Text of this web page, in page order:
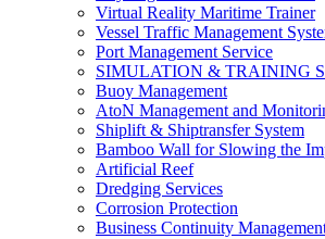
Virtual Reality Maritime Trainer
Vessel Traffic Management
Port Management Service
SIMULATION & TRAINING
Buoy Management
AtoN Management and
Shiplift & Shiptransfer System
Bamboo Wall for Slowing the
Artificial Reef
Dredging Services
Corrosion Protection
Business Continuity